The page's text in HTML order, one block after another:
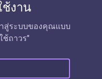
ช้งาน
สู่ระบบของคุณแบบ
ช้ถาวร"